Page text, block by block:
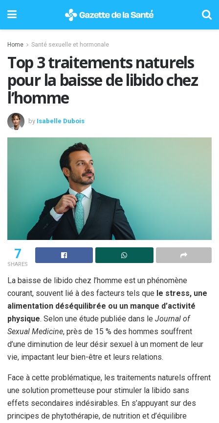
Home Santé sexuelle et hormonale
Top 3 traitements naturels
pour la baisse de libido chez
l’homme
by Isabelle Dubois
7
SHARES
La baisse de libido chez l’homme est un phénomène
courant, souvent lié à des facteurs tels que le stress, une
alimentation déséquilibrée ou un manque d’activité
physique. Selon une étude publiée dans le Journal of
Sexual Medicine, près de 15 % des hommes souffrent
d’une diminution de leur désir sexuel à un moment de leur
vie, impactant leur bien-être et leurs relations.
Face à cette problématique, les traitements naturels offrent
une solution prometteuse pour stimuler la libido sans
effets secondaires indésirables. En s’appuyant sur des
principes de phytothérapie, de nutrition et d’équilibre